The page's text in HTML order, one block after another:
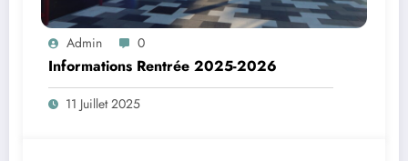
Admin 0
Informations Rentrée 2025-2026
11 Juillet 2025